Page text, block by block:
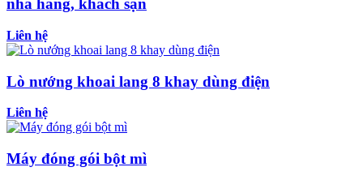
nhà hàng, khách sạn
Liên hệ
Lò nướng khoai lang 8 khay dùng điện
Liên hệ
Máy đóng gói bột mì